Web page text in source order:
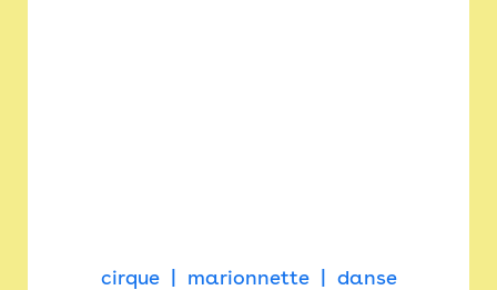
cirque marionnette danse